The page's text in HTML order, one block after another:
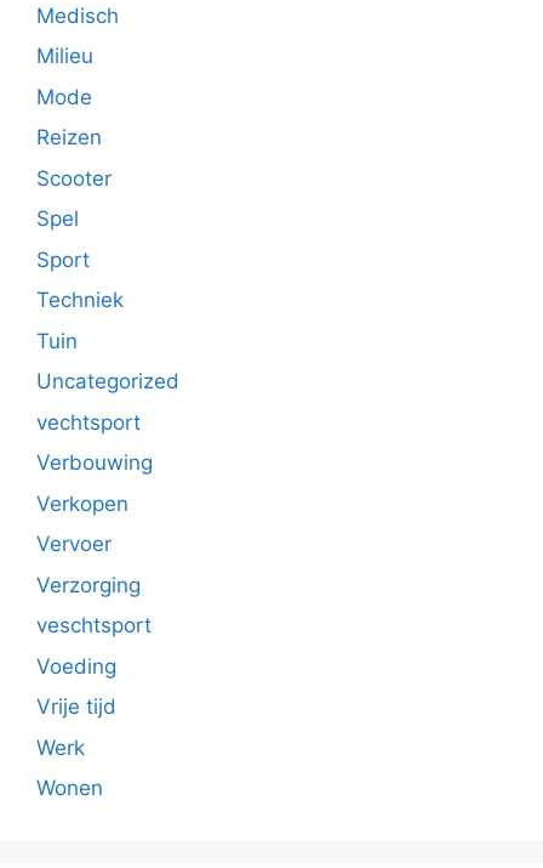
Medisch
Milieu
Mode
Reizen
Scooter
Spel
Sport
Techniek
Tuin
Uncategorized
vechtsport
Verbouwing
Verkopen
Vervoer
Verzorging
veschtsport
Voeding
Vrije tijd
Werk
Wonen